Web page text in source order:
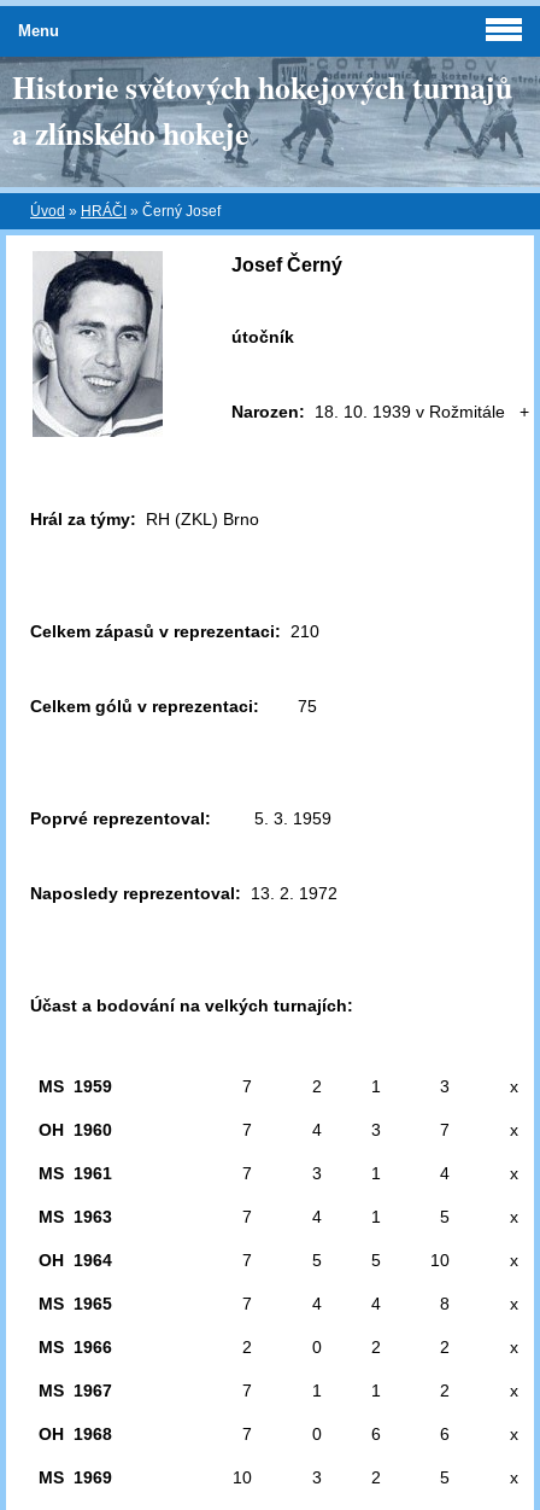
Historie světových hokejových turnajů
a zlínského hokeje
Úvod » HRÁČI » Černý Josef
Josef Černý
útočník
Narozen: 18. 10. 1939 v Rožmitále +
Hrál za týmy: RH (ZKL) Brno
Celkem zápasů v reprezentaci: 210
Celkem gólů v reprezentaci: 75
Poprvé reprezentoval: 5. 3. 1959
Naposledy reprezentoval: 13. 2. 1972
Účast a bodování na velkých turnajích:
MS 1959 7 2 1 3 x
OH 1960 7 4 3 7 x
MS 1961 7 3 1 4 x
MS 1963 7 4 1 5 x
OH 1964 7 5 5 10 x
MS 1965 7 4 4 8 x
MS 1966 2 0 2 2 x
MS 1967 7 1 1 2 x
OH 1968 7 0 6 6 x
MS 1969 10 3 2 5 x
Menu